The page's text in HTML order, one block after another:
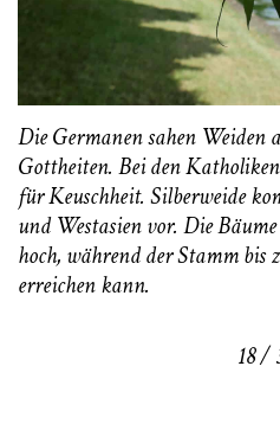
Die Germanen sahen Weiden
Gottheiten. Bei den
für Keuschheit. Silberweide
und Westasien vor. Die
hoch, während der Stamm bis
erreichen kann.
18 /